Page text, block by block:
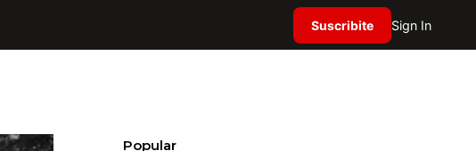
Suscribite Sign In
Popular